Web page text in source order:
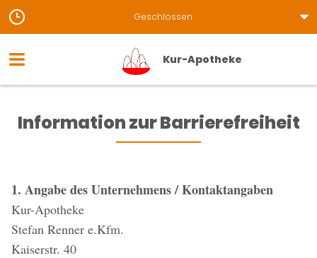
Geschlossen
Kur-Apotheke
Information zur Barrierefreiheit
1. Angabe des Unternehmens / Kontaktangaben
Kur-Apotheke
Stefan Renner e.Kfm.
Kaiserstr. 40